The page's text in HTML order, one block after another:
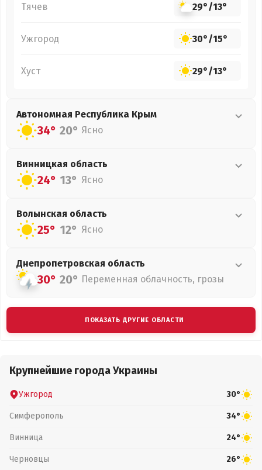
Тячев 29°/13°
Ужгород 30°/15°
Хуст 29°/13°
Автономная Республика Крым
34° 20° Ясно
Винницкая область
24° 13° Ясно
Волынская область
25° 12° Ясно
Днепропетровская область
30° 20° Переменная облачность, грозы
ПОКАЗАТЬ ДРУГИЕ ОБЛАСТИ
Крупнейшие города Украины
Ужгород 30°
Симферополь 34°
Винница 24°
Черновцы 26°